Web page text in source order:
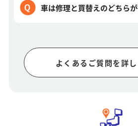
車は修理と買替えのどちら
よくあるご質問を詳